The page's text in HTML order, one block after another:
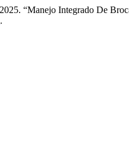
“Manejo Integrado De
.